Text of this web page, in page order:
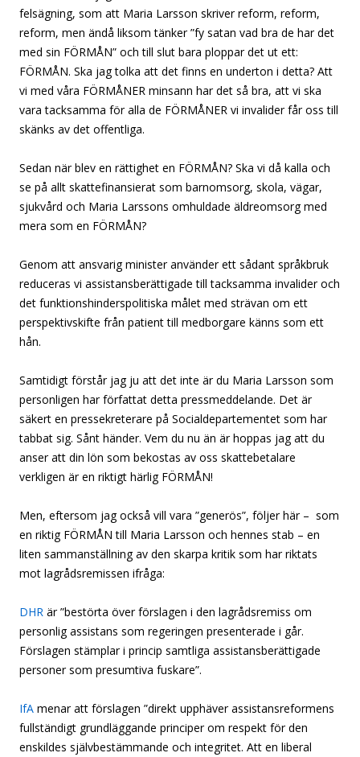
felsägning, som att Maria Larsson skriver reform, reform,
reform, men ändå liksom tänker ”fy satan vad bra de har det
med sin FÖRMÅN” och till slut bara ploppar det ut ett:
FÖRMÅN. Ska jag tolka att det finns en underton i detta? Att
vi med våra FÖRMÅNER minsann har det så bra, att vi ska
vara tacksamma för alla de FÖRMÅNER vi invalider får oss till
skänks av det offentliga.
Sedan när blev en rättighet en FÖRMÅN? Ska vi då kalla och
se på allt skattefinansierat som barnomsorg, skola, vägar,
sjukvård och Maria Larssons omhuldade äldreomsorg med
mera som en FÖRMÅN?
Genom att ansvarig minister använder ett sådant språkbruk
reduceras vi assistansberättigade till tacksamma invalider och
det funktionshinderspolitiska målet med strävan om ett
perspektivskifte från patient till medborgare känns som ett
hån.
Samtidigt förstår jag ju att det inte är du Maria Larsson som
personligen har författat detta pressmeddelande. Det är
säkert en pressekreterare på Socialdepartementet som har
tabbat sig. Sånt händer. Vem du nu än är hoppas jag att du
anser att din lön som bekostas av oss skattebetalare
verkligen är en riktigt härlig FÖRMÅN!
Men, eftersom jag också vill vara ”generös”, följer här – som
en riktig FÖRMÅN till Maria Larsson och hennes stab – en
liten sammanställning av den skarpa kritik som har riktats
mot lagrådsremissen ifråga:
DHR är ”bestörta över förslagen i den lagrådsremiss om
personlig assistans som regeringen presenterade i går.
Förslagen stämplar i princip samtliga assistansberättigade
personer som presumtiva fuskare”.
IfA menar att förslagen ”direkt upphäver assistansreformens
fullständigt grundläggande principer om respekt för den
enskildes självbestämmande och integritet. Att en liberal